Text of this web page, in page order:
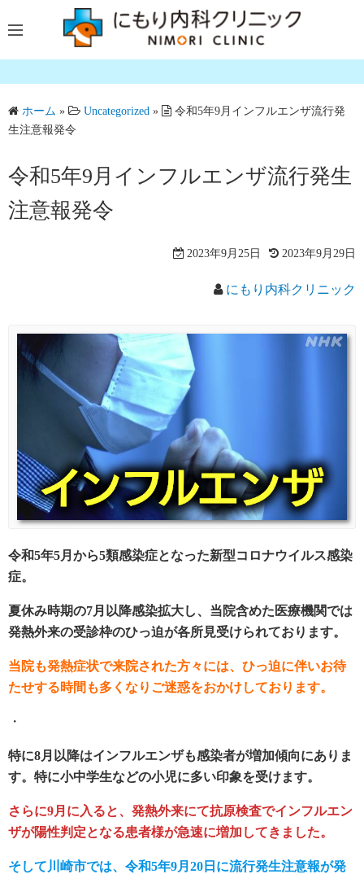
ン
へ
ス
ッ
プ
ホーム » Uncategorized »
令和5年9月インフルエンザ流行発
生注意報発令
令和5年9月インフルエンザ流行発生
注意報発令
2023年9月25日 2023年9月29日
にもり内科クリニック
令和5年5月から5類感染症となった新型コロナウイルス感染
症。
夏休み時期の7月以降感染拡大し、当院含めた医療機関では
発熱外来の受診枠のひっ迫が各所見受けられております。
当院も発熱症状で来院された方々には、ひっ迫に伴いお待
たせする時間も多くなりご迷惑をおかけしております。
・
特に8月以降はインフルエンザも感染者が増加傾向にありま
す。特に小中学生などの小児に多い印象を受けます。
さらに9月に入ると、発熱外来にて抗原検査でインフルエン
ザが陽性判定となる患者様が急速に増加してきました。
そして川崎市では、令和5年9月20日に流行発生注意報が発